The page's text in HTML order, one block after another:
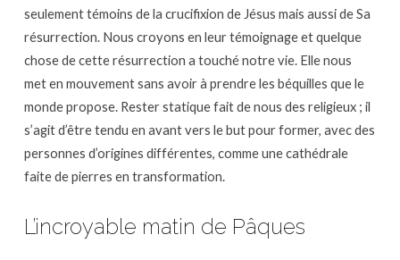
seulement témoins de la crucifixion de Jésus mais aussi de Sa
résurrection. Nous croyons en leur témoignage et quelque
chose de cette résurrection a touché notre vie. Elle nous
met en mouvement sans avoir à prendre les béquilles que le
monde propose. Rester statique fait de nous des religieux ; il
s’agit d’être tendu en avant vers le but pour former, avec des
personnes d’origines différentes, comme une cathédrale
faite de pierres en transformation.
L’incroyable matin de Pâques